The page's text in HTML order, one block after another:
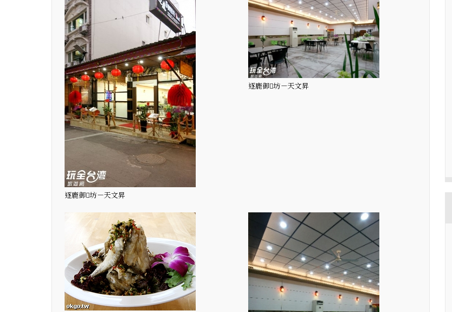
逐鹿御坊－天文昇
逐鹿御坊－天文昇